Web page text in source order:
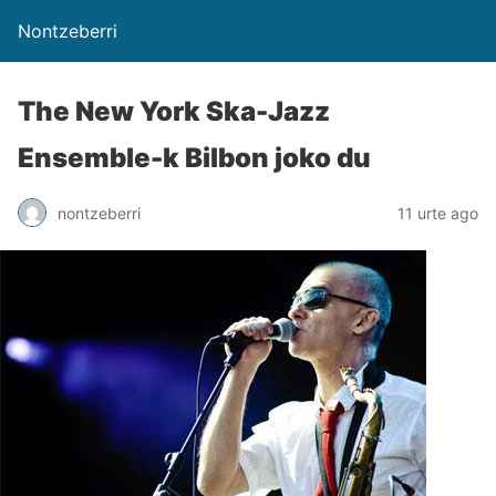
Nontzeberri
The New York Ska-Jazz
Ensemble-k Bilbon joko du
nontzeberri 11 urte ago